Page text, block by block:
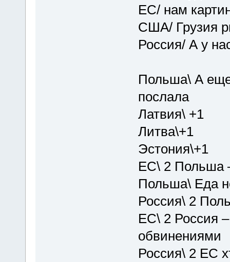
ЕС/ нам
США/ Грузия
Россия/ А у
Польша\ А
послала
Латвия\ +1
Литва\+1
Эстония\+1
ЕС\ 2 Польша
Польша\ Еда
Россия\ 2
ЕС\ 2 Россия
обвинениями
Россия\ 2 EC